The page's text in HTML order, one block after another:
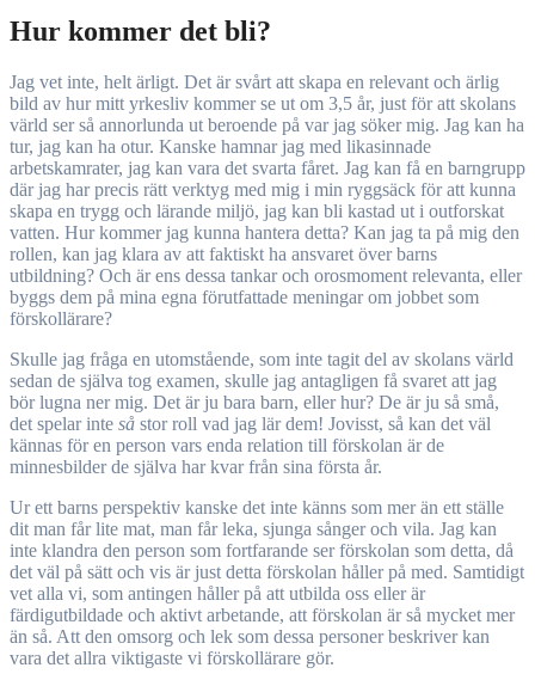
Hur kommer det bli?
Jag vet inte, helt ärligt. Det är svårt att skapa en relevant och ärlig
bild av hur mitt yrkesliv kommer se ut om 3,5 år, just för att skolans
värld ser så annorlunda ut beroende på var jag söker mig. Jag kan ha
tur, jag kan ha otur. Kanske hamnar jag med likasinnade
arbetskamrater, jag kan vara det svarta fåret. Jag kan få en barngrupp
där jag har precis rätt verktyg med mig i min ryggsäck för att kunna
skapa en trygg och lärande miljö, jag kan bli kastad ut i outforskat
vatten. Hur kommer jag kunna hantera detta? Kan jag ta på mig den
rollen, kan jag klara av att faktiskt ha ansvaret över barns
utbildning? Och är ens dessa tankar och orosmoment relevanta, eller
byggs dem på mina egna förutfattade meningar om jobbet som
förskollärare?
Skulle jag fråga en utomstående, som inte tagit del av skolans värld
sedan de själva tog examen, skulle jag antagligen få svaret att jag
bör lugna ner mig. Det är ju bara barn, eller hur? De är ju så små,
det spelar inte så stor roll vad jag lär dem! Jovisst, så kan det väl
kännas för en person vars enda relation till förskolan är de
minnesbilder de själva har kvar från sina första år.
Ur ett barns perspektiv kanske det inte känns som mer än ett ställe
dit man får lite mat, man får leka, sjunga sånger och vila. Jag kan
inte klandra den person som fortfarande ser förskolan som detta, då
det väl på sätt och vis är just detta förskolan håller på med. Samtidigt
vet alla vi, som antingen håller på att utbilda oss eller är
färdigutbildade och aktivt arbetande, att förskolan är så mycket mer
än så. Att den omsorg och lek som dessa personer beskriver kan
vara det allra viktigaste vi förskollärare gör.